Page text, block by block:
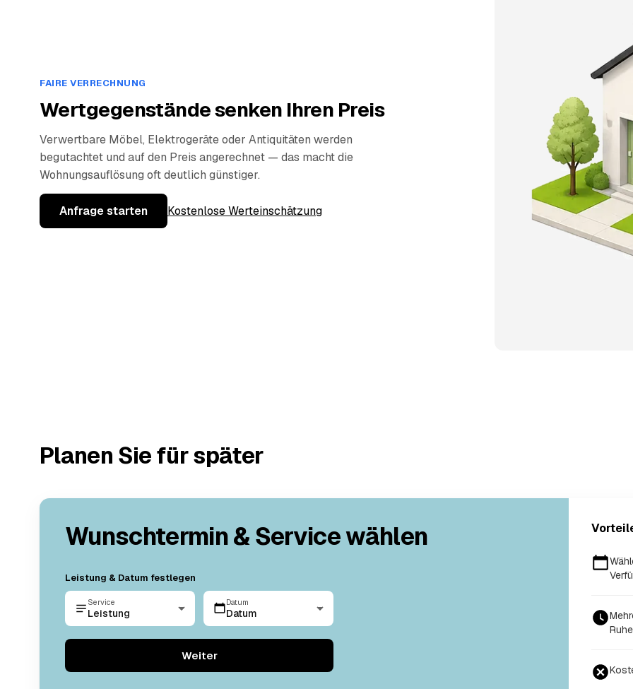
FAIRE VERRECHNUNG
Wertgegenstände senken Ihren Preis
Verwertbare Möbel, Elektrogeräte oder Antiquitäten werden
begutachtet und auf den Preis angerechnet — das macht die
Wohnungsauflösung oft deutlich günstiger.
Anfrage starten Kostenlose Werteinschätzung
Planen Sie für später
Wunschtermin & Service wählen
Leistung & Datum festlegen
Service
Leistung
Datum
Datum
Weiter